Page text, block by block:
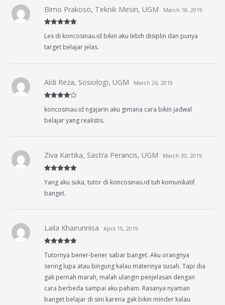
of 5
Bimo Prakoso, Teknik Mesin, UGM March 18, 2019
Les di koncosinau.id bikin aku lebih disiplin dan punya
target belajar jelas.
out of 5
Aldi Reza, Sosiologi, UGM March 26, 2019
koncosinau.id ngajarin aku gimana cara bikin jadwal
belajar yang realistis.
of 5
Ziva Kartika, Sastra Perancis, UGM March 30, 2019
Yang aku suka, tutor di koncosinau.id tuh komunikatif
banget.
of 5
Laila Khairunnisa April 15, 2019
Tutornya bener-bener sabar banget. Aku orangnya
sering lupa atau bingung kalau materinya susah. Tapi dia
gak pernah marah, malah ulangin penjelasan dengan
cara berbeda sampai aku paham. Rasanya nyaman
banget belajar di sini karena gak bikin minder kalau